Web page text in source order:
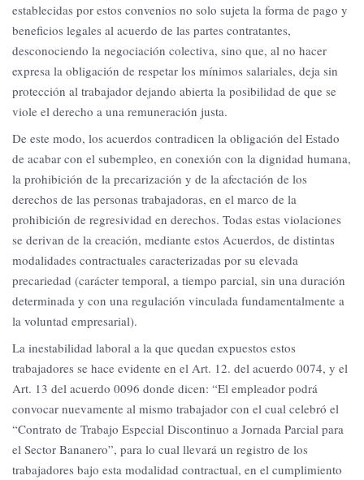
establecidas por estos convenios no solo sujeta la forma de pago y
beneficios legales al acuerdo de las partes contratantes,
desconociendo la negociación colectiva, sino que, al no hacer
expresa la obligación de respetar los mínimos salariales, deja sin
protección al trabajador dejando abierta la posibilidad de que se
viole el derecho a una remuneración justa.
De este modo, los acuerdos contradicen la obligación del Estado
de acabar con el subempleo, en conexión con la dignidad humana,
la prohibición de la precarización y de la afectación de los
derechos de las personas trabajadoras, en el marco de la
prohibición de regresividad en derechos. Todas estas violaciones
se derivan de la creación, mediante estos Acuerdos, de distintas
modalidades contractuales caracterizadas por su elevada
precariedad (carácter temporal, a tiempo parcial, sin una duración
determinada y con una regulación vinculada fundamentalmente a
la voluntad empresarial).
La inestabilidad laboral a la que quedan expuestos estos
trabajadores se hace evidente en el Art. 12. del acuerdo 0074, y el
Art. 13 del acuerdo 0096 donde dicen: “El empleador podrá
convocar nuevamente al mismo trabajador con el cual celebró el
“Contrato de Trabajo Especial Discontinuo a Jornada Parcial para
el Sector Bananero”, para lo cual llevará un registro de los
trabajadores bajo esta modalidad contractual, en el cumplimiento